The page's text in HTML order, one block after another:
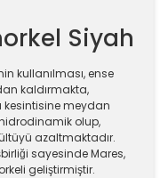
Siyah
kullanılması, ense
kaldırmakta,
kesintisine meydan
olup,
azaltmaktadır.
sayesinde Mares,
geliştirmiştir.